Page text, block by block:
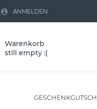
 ANMELDEN
Warenkorb
still empty :(